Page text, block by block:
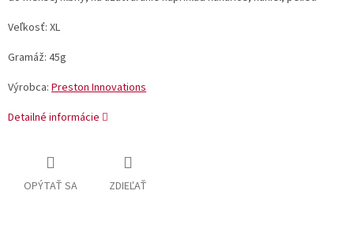
Veľkosť: XL
Gramáž: 45g
Výrobca: Preston Innovations
Detailné informácie
OPÝTAŤ SA ZDIEĽAŤ